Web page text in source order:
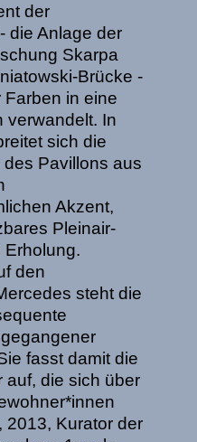
der
die Anlage der
Skarpa
Brücke -
Farben in eine
verwandelt. In
sich die
Pavillons aus
Akzent,
Pleinair-
Erholung.
den
steht die
fasst damit die
auf, die sich über
2013, Kurator der